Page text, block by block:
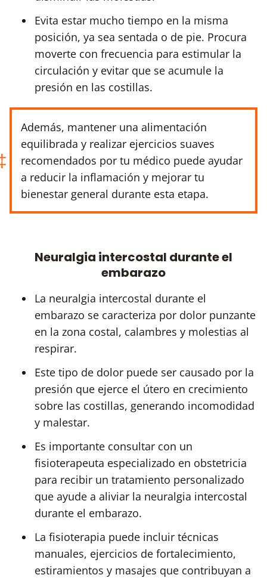
Evita estar mucho tiempo en la misma
posición, ya sea sentada o de pie. Procura
moverte con frecuencia para estimular la
circulación y evitar que se acumule la
presión en las costillas.
Además, mantener una alimentación
equilibrada y realizar ejercicios suaves
recomendados por tu médico puede ayudar
a reducir la inflamación y mejorar tu
bienestar general durante esta etapa.
Neuralgia intercostal durante el
embarazo
La neuralgia intercostal durante el
embarazo se caracteriza por dolor punzante
en la zona costal, calambres y molestias al
respirar.
Este tipo de dolor puede ser causado por la
presión que ejerce el útero en crecimiento
sobre las costillas, generando incomodidad
y malestar.
Es importante consultar con un
fisioterapeuta especializado en obstetricia
para recibir un tratamiento personalizado
que ayude a aliviar la neuralgia intercostal
durante el embarazo.
La fisioterapia puede incluir técnicas
manuales, ejercicios de fortalecimiento,
estiramientos y masajes que contribuyan a